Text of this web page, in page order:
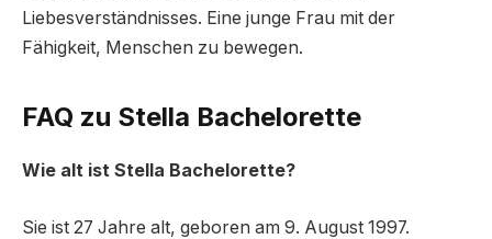
Liebesverständnisses. Eine junge Frau mit der
Fähigkeit, Menschen zu bewegen.
FAQ zu Stella Bachelorette
Wie alt ist Stella Bachelorette?
Sie ist 27 Jahre alt, geboren am 9. August 1997.